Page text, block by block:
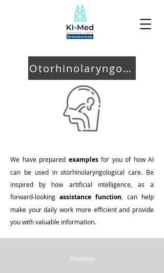
Otorhinolaryngology
We have prepared examples for you of how AI
can be used in otorhinolaryngological care. Be
inspired by how artificial intelligence, as a
forward-looking assistance function , can help
make your daily work more efficient and provide
you with valuable information.
Problem